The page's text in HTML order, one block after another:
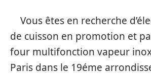
Vous êtes en recherche
de cuisson en promotion et
four multifonction vapeur
Paris dans le 19éme